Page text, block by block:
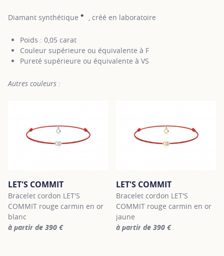
Diamant synthétique * SHOW TOOLTIP
, créé en laboratoire
Poids : 0,05 carat
Couleur supérieure ou équivalente à F
Pureté supérieure ou équivalente à VS
Autres couleurs :
LET'S COMMIT
Bracelet cordon LET'S
COMMIT rouge carmin en or
blanc
à partir de 390 €
LET'S COMMIT
Bracelet cordon LET'S
COMMIT rouge carmin en or
jaune
à partir de 390 €